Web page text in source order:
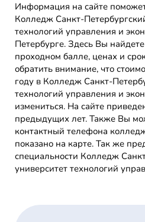
Информация на сайте
Колледж Санкт-
технологий управления и
Петербурге. Здесь Вы
проходном балле, ценах и
обратить внимание, что
году в Колледж Санкт-
технологий управления и
измениться. На сайте
предыдущих лет. Также Вы
контактный телефона
показано на карте. Так же
специальности Колледж
университет технологий